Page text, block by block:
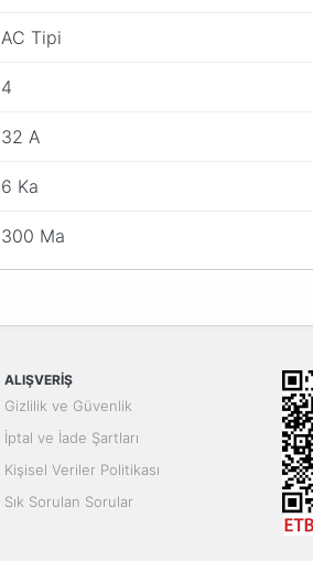
AC Tipi
4
32 A
6 Ka
300 Ma
ALIŞVERİŞ
Gizlilik ve Güvenlik
İptal ve İade Şartları
Kişisel Veriler Politikası
Sık Sorulan Sorular